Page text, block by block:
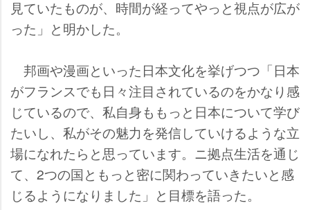
見ていたものが、時間が経ってやっと視点が広が
った」と明かした。
邦画や漫画といった日本文化を挙げつつ「日本
がフランスでも日々注目されているのをかなり感
じているので、私自身ももっと日本について学び
たいし、私がその魅力を発信していけるような立
場になれたらと思っています。ニ拠点生活を通じ
て、2つの国ともっと密に関わっていきたいと感
じるようになりました」と目標を語った。